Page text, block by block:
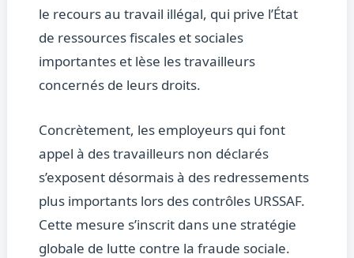
le recours au travail illégal, qui prive l’État
de ressources fiscales et sociales
importantes et lèse les travailleurs
concernés de leurs droits.
Concrètement, les employeurs qui font
appel à des travailleurs non déclarés
s’exposent désormais à des redressements
plus importants lors des contrôles URSSAF.
Cette mesure s’inscrit dans une stratégie
globale de lutte contre la fraude sociale.